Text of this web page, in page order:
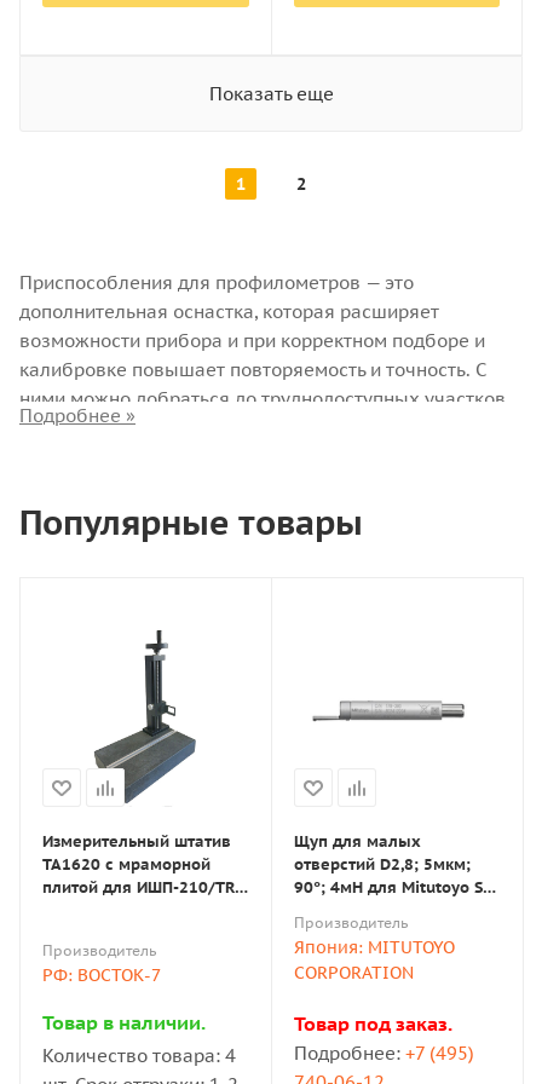
Показать еще
1 2
Приспособления для профилометров — это
дополнительная оснастка, которая расширяет
возможности прибора и при корректном подборе и
калибровке повышает повторяемость и точность. С
ними можно добраться до труднодоступных участков,
снизить влияние внешних вибраций и регулярно
Где применяют
Аксессуары для профилометров востребованы в
отраслях, где требуется точный контроль
шероховатости:
Металлообработка — контроль валов и шестерён
на линиях силовых передач и турбин.
промышленность — оценка поверхностей трения
цилиндров и подшипников с виброизолированными
стойками.
Микроэлектроника и оптика — измерение
наношероховатостей с применением специальных
Литейное производство — контроль хрупких
деталей без риска повреждения.
Популярные товары
Измерительный штатив
ТА1620 с мраморной
плитой для ИШП-210/TR-
Производитель
РФ: ВОСТОК-7
Товар в наличии.
Количество товара: 4
Щуп для малых
отверстий D2,8; 5мкм;
90°; 4мН для Mitutoyo SJ-
Производитель
Япония: MITUTOYO
CORPORATION
Товар под заказ.
Подробнее: +7 (495)